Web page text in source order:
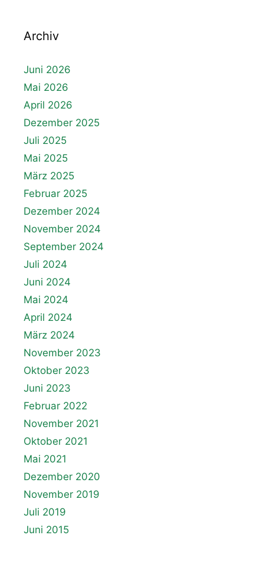
Archiv
Juni 2026
Mai 2026
April 2026
Dezember 2025
Juli 2025
Mai 2025
März 2025
Februar 2025
Dezember 2024
November 2024
September 2024
Juli 2024
Juni 2024
Mai 2024
April 2024
März 2024
November 2023
Oktober 2023
Juni 2023
Februar 2022
November 2021
Oktober 2021
Mai 2021
Dezember 2020
November 2019
Juli 2019
Juni 2015